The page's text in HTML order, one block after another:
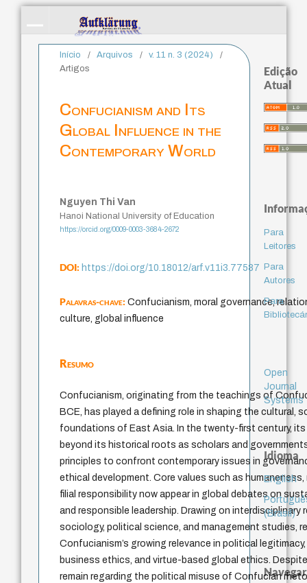
Início / Arquivos / v. 11 n. 3 (2024)
/
Artigos
Confucianism and Its
Global Influence in the
Contemporary World
Nguyen Thi Van
Hanoi National University of Education
https://orcid.org/0009-0003-3684-2672
DOI:https://doi.org/10.18012/arf.v11i3.77587
Palavras-chave:Confucianism, moral governance,
culture, global influence
Resumo
Confucianism, originating from the teachings of
BCE, has played a defining role in shaping the cultural,
foundations of East Asia. In the twenty-first century, its
beyond its historical roots as scholars and
principles to confront contemporary issues in
ethical development. Core values such as humaneness,
filial responsibility now appear in global debates on
and responsible leadership. Drawing on interdisciplinary
sociology, political science, and management studies,
Confucianism’s growing relevance in political
business ethics, and virtue-based global ethics.
remain regarding the political misuse of Confucian
Edição
Atual
Para
Leitores
Para
Autores
Para
Open
Journal
Systems
Idioma
English
(Brasil)
Navegar